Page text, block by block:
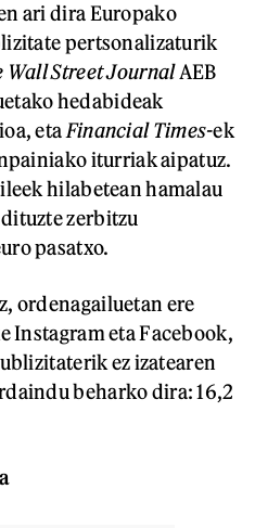
ari dira Europako
pertsonalizaturik
Wall Street JournalAEB
hedabideak
eta Financial Times-ek
iturriak aipatuz.
hilabetean hamalau
zerbitzu
pasatxo.
ordenagailuetan ere
Instagram eta Facebook,
ez izatearen
beharko dira: 16,2